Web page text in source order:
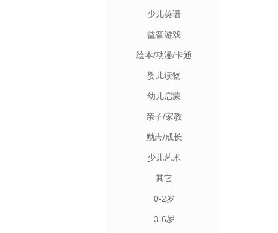
少儿英语
益智游戏
绘本/动漫/卡通
婴儿读物
幼儿启蒙
亲子/家教
励志/成长
少儿艺术
其它
0-2岁
3-6岁